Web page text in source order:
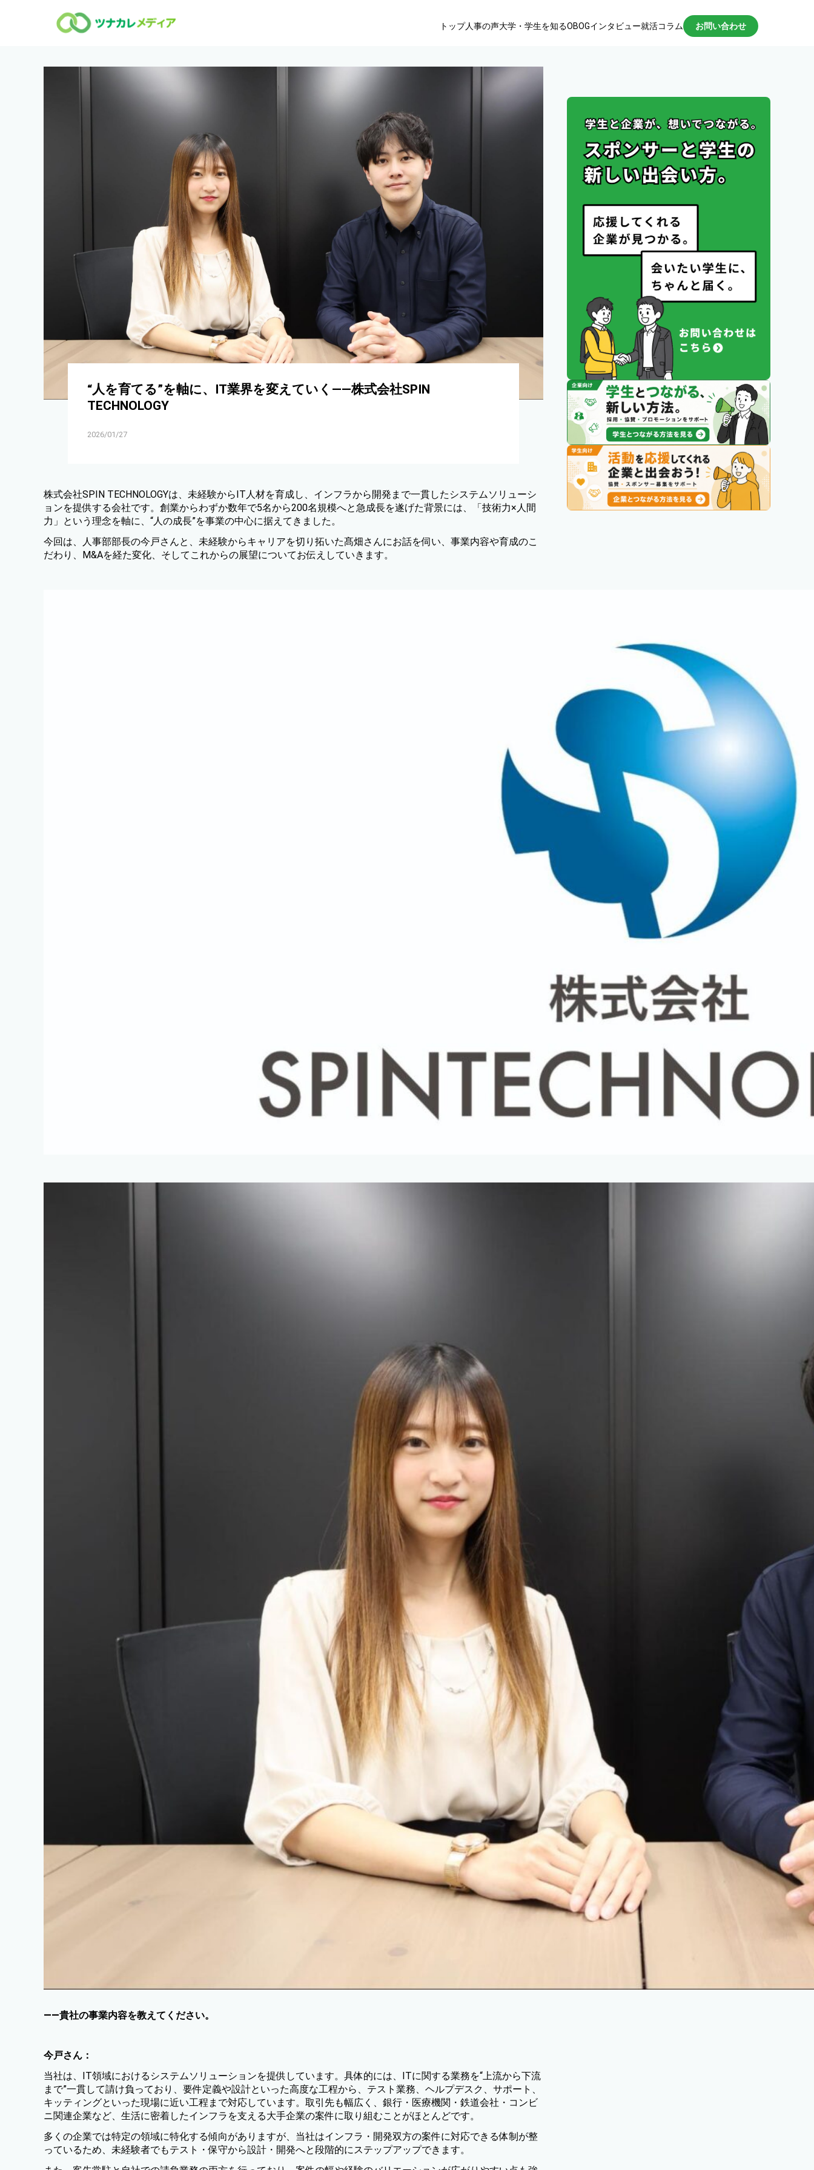
トップ人事の声大学・学生を知るOBOGインタビュー就活コラム お問い合わせ
“人を育てる”を軸に、IT業界を変えていく——株式会社SPIN
TECHNOLOGY
2026/01/27
株式会社SPIN TECHNOLOGYは、未経験からIT人材を育成し、インフラから開発まで一貫したシステムソリューシ
ョンを提供する会社です。創業からわずか数年で5名から200名規模へと急成長を遂げた背景には、「技術力×人間
力」という理念を軸に、“人の成長”を事業の中心に据えてきました。
今回は、人事部部長の今戸さんと、未経験からキャリアを切り拓いた髙畑さんにお話を伺い、事業内容や育成のこ
だわり、M&Aを経た変化、そしてこれからの展望についてお伝えしていきます。
——貴社の事業内容を教えてください。
今戸さん：
当社は、IT領域におけるシステムソリューションを提供しています。具体的には、ITに関する業務を“上流から下流
まで”一貫して請け負っており、要件定義や設計といった高度な工程から、テスト業務、ヘルプデスク、サポート、
キッティングといった現場に近い工程まで対応しています。取引先も幅広く、銀行・医療機関・鉄道会社・コンビ
ニ関連企業など、生活に密着したインフラを支える大手企業の案件に取り組むことがほとんどです。
多くの企業では特定の領域に特化する傾向がありますが、当社はインフラ・開発双方の案件に対応できる体制が整
っているため、未経験者でもテスト・保守から設計・開発へと段階的にステップアップできます。